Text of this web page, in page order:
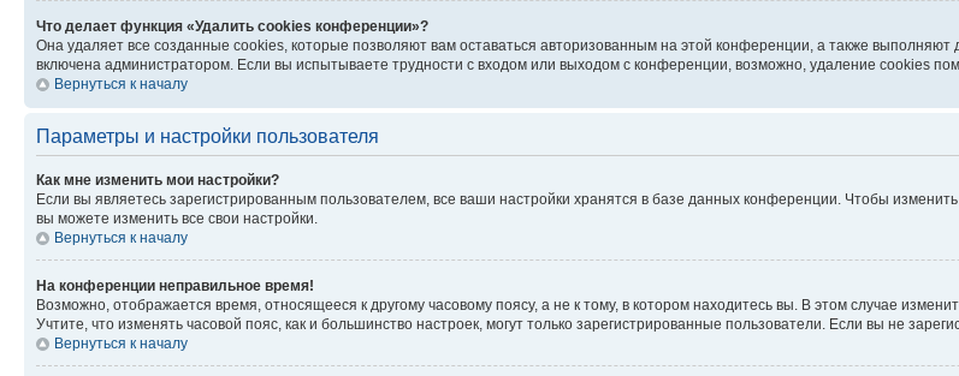
Что делает функция «Удалить cookies конференции»?
Она удаляет все созданные cookies, которые позволяют вам оставаться авторизованным на этой конференции, а также
включена администратором. Если вы испытываете трудности с входом или выходом с конференции, возможно, удаление cookies
Вернуться к началу
Параметры и настройки пользователя
Как мне изменить мои настройки?
Если вы являетесь зарегистрированным пользователем, все ваши настройки хранятся в базе данных конференции. Чтобы
вы можете изменить все свои настройки.
Вернуться к началу
На конференции неправильное время!
Возможно, отображается время, относящееся к другому часовому поясу, а не к тому, в котором находитесь вы. В этом случае
Учтите, что изменять часовой пояс, как и большинство настроек, могут только зарегистрированные пользователи. Если вы не
Вернуться к началу